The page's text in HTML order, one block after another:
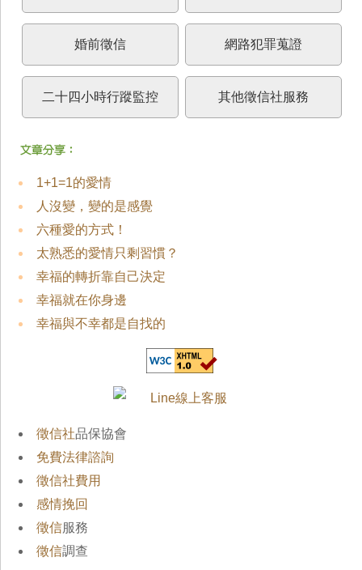
婚前徵信 網路犯罪蒐證
二十四小時行蹤監控 其他徵信社服務
1+1=1的愛情
人沒變，變的是感覺
六種愛的方式！
太熟悉的愛情只剩習慣？
幸福的轉折靠自己決定
幸福就在你身邊
幸福與不幸都是自找的
徵信社品保協會
免費法律諮詢
徵信社費用
感情挽回
徵信服務
徵信調查